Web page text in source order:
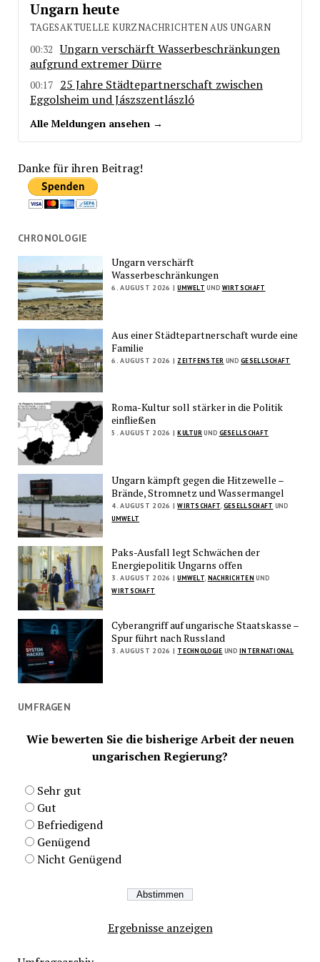
Ungarn heute
TAGESAKTUELLE KURZNACHRICHTEN AUS UNGARN
00:32
Ungarn verschärft Wasserbeschränkungen
aufgrund extremer Dürre
00:17
25 Jahre Städtepartnerschaft zwischen
Eggolsheim und Jászszentlászló
Alle Meldungen ansehen →
Danke für ihren Beitrag!
CHRONOLOGIE
Ungarn verschärft
Wasserbeschränkungen
6. AUGUST 2026 | UMWELT UND WIRTSCHAFT
Aus einer Städtepartnerschaft wurde eine
Familie
6. AUGUST 2026 | ZEITFENSTER UNDGESELLSCHAFT
Roma-Kultur soll stärker in die Politik
einfließen
5. AUGUST 2026 | KULTURUND GESELLSCHAFT
Ungarn kämpft gegen die Hitzewelle –
Brände, Stromnetz und Wassermangel
4. AUGUST 2026 | WIRTSCHAFT GESELLSCHAFT UND
UMWELT
Paks-Ausfall legt Schwächen der
Energiepolitik Ungarns offen
3. AUGUST 2026 | UMWELT, NACHRICHTEN UND
WIRTSCHAFT
Cyberangriff auf ungarische Staatskasse –
Spur führt nach Russland
3. AUGUST 2026 | TECHNOLOGIE UNDINTERNATIONAL
UMFRAGEN
Wie bewerten Sie die bisherige Arbeit der neuen
ungarischen Regierung?
Sehr gut
Gut
Befriedigend
Genügend
Nicht Genügend
Ergebnisse anzeigen